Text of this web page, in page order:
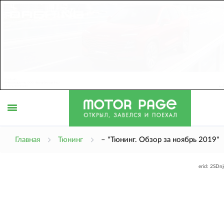
Главная Тюнинг – "Тюнинг. Обзор за ноябрь 2019"
erid: